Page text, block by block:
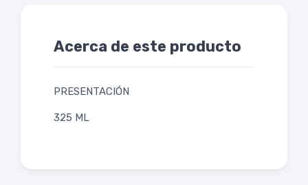
Acerca de este producto
PRESENTACIÓN
325 ML